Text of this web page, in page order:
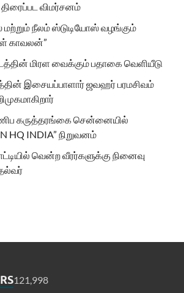
விமர்சனம்
மற்றும் நீலம் ஸ்டுடியோஸ் வழங்கும்
காவலன்”
மிரள வைக்கும் பதாகை வெளியீடு
இசையப்பாளார் ஜவஹர் பரமசிவம்
கருத்தரங்கை சென்னையில்
HQ INDIA” நிறுவனம்
வென்ற வீரர்களுக்கு நினைவு
121,998